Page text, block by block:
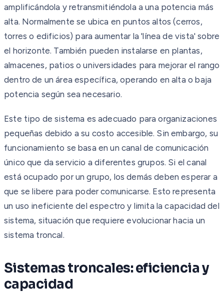
amplificándola y retransmitiéndola a una potencia más
alta. Normalmente se ubica en puntos altos (cerros,
torres o edificios) para aumentar la 'línea de vista' sobre
el horizonte. También pueden instalarse en plantas,
almacenes, patios o universidades para mejorar el rango
dentro de un área específica, operando en alta o baja
potencia según sea necesario.
Este tipo de sistema es adecuado para organizaciones
pequeñas debido a su costo accesible. Sin embargo, su
funcionamiento se basa en un canal de comunicación
único que da servicio a diferentes grupos. Si el canal
está ocupado por un grupo, los demás deben esperar a
que se libere para poder comunicarse. Esto representa
un uso ineficiente del espectro y limita la capacidad del
sistema, situación que requiere evolucionar hacia un
sistema troncal.
Sistemas troncales: eficiencia y
capacidad